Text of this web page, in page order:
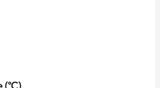
(°C)